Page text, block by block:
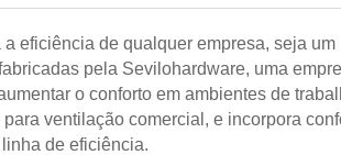
eficiência de qualquer empresa, seja um
pela Sevilohardware, uma
o conforto em ambientes de
ventilação comercial, e incorpora
de eficiência.